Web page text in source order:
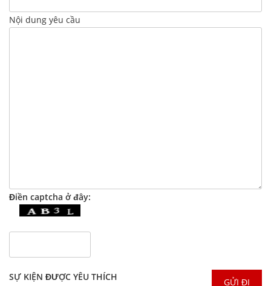
Nội dung yêu cầu
Điền captcha ở đây:
SỰ KIỆN ĐƯỢC YÊU THÍCH